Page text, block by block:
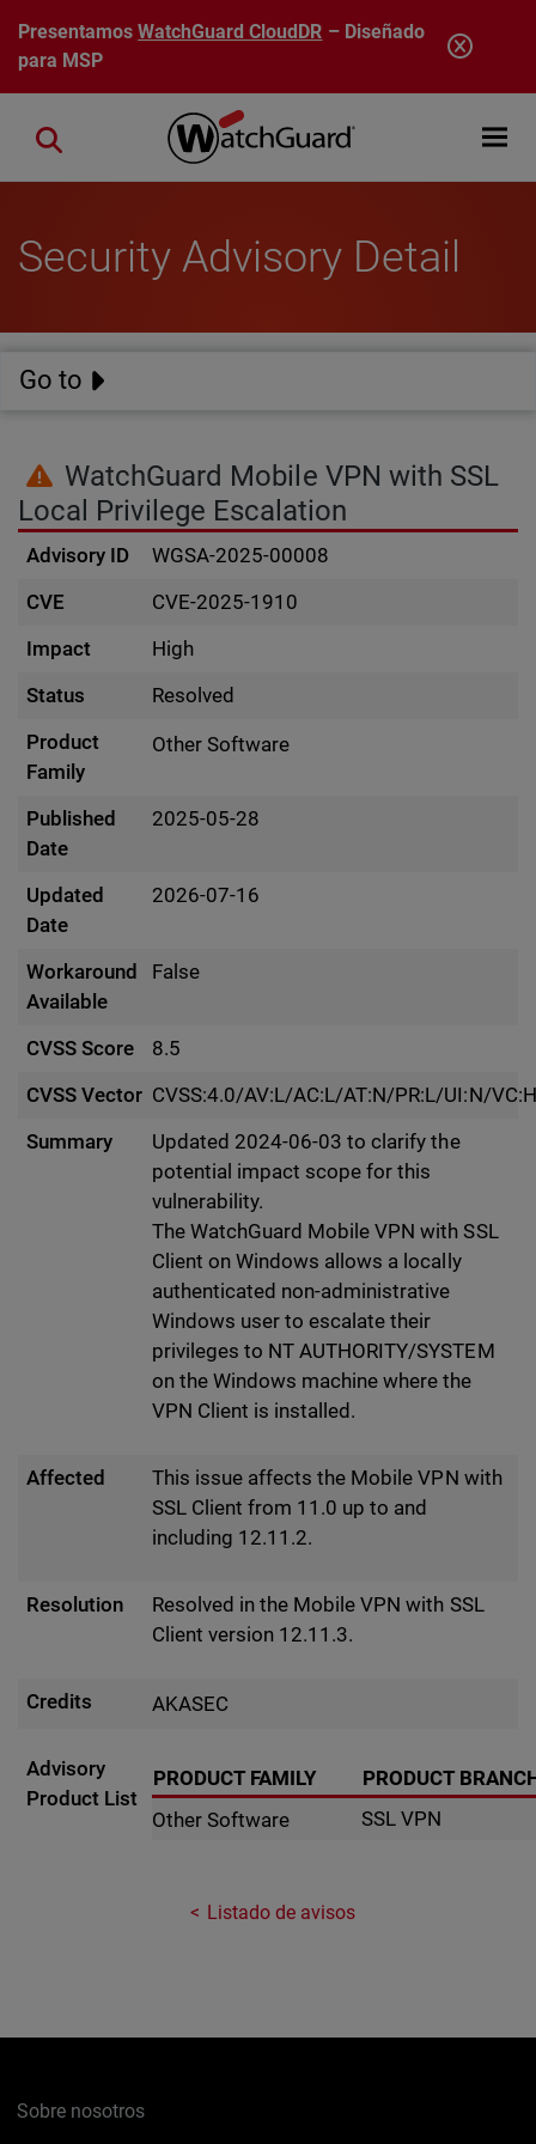
Pasar al contenido principal
PresentamosWatchGuard CloudDR – Diseñado
para MSP
Open
Close search
Security Advisory Detail
Go to
WatchGuard Mobile VPN with SSL
Local Privilege Escalation
Advisory ID
WGSA-2025-00008
CVE
CVE-2025-1910
Impact
High
Status
Resolved
Product
Family
Other Software
Published
Date
2025-05-28
Updated
Date
2026-07-16
Workaround
Available
False
CVSS Score
8.5
CVSS Vector CVSS:4.0/AV:L/AC:L/AT:N/PR:L/UI:N/
Summary
Updated 2024-06-03 to clarify the
potential impact scope for this
vulnerability.
The WatchGuard Mobile VPN with SSL
Client on Windows allows a locally
authenticated non-administrative
Windows user to escalate their
privileges to NT AUTHORITY/SYSTEM
on the Windows machine where the
VPN Client is installed.
Affected
This issue affects the Mobile VPN with
SSL Client from 11.0 up to and
including 12.11.2.
Resolution
Resolved in the Mobile VPN with SSL
Client version 12.11.3.
Credits AKASEC
Advisory
Product List
PRODUCT FAMILY
PRODUCT
Other Software
SSL VPN
Listado de avisos
Sobre nosotros